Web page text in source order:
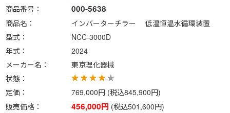
商品番号 000-5638
商品名
インバーターチラー 低温恒温水循環装置
型式
NCC-3000D
年式
2024
メーカー名
東京理化器械
状態
定価
769,000円 (税込845,900円)
販売価格
456,000円 (税込501,600円)